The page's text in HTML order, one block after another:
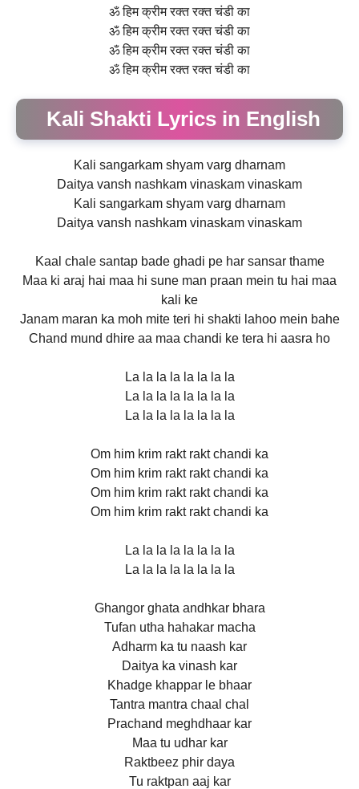
ॐ हिम क्रीम रक्त रक्त चंडी का
ॐ हिम क्रीम रक्त रक्त चंडी का
ॐ हिम क्रीम रक्त रक्त चंडी का
ॐ हिम क्रीम रक्त रक्त चंडी का
Kali Shakti Lyrics in English
Kali sangarkam shyam varg dharnam
Daitya vansh nashkam vinaskam vinaskam
Kali sangarkam shyam varg dharnam
Daitya vansh nashkam vinaskam vinaskam
Kaal chale santap bade ghadi pe har sansar thame
Maa ki araj hai maa hi sune man praan mein tu hai maa
kali ke
Janam maran ka moh mite teri hi shakti lahoo mein bahe
Chand mund dhire aa maa chandi ke tera hi aasra ho
La la la la la la la la
La la la la la la la la
La la la la la la la la
Om him krim rakt rakt chandi ka
Om him krim rakt rakt chandi ka
Om him krim rakt rakt chandi ka
Om him krim rakt rakt chandi ka
La la la la la la la la
La la la la la la la la
Ghangor ghata andhkar bhara
Tufan utha hahakar macha
Adharm ka tu naash kar
Daitya ka vinash kar
Khadge khappar le bhaar
Tantra mantra chaal chal
Prachand meghdhaar kar
Maa tu udhar kar
Raktbeez phir daya
Tu raktpan aaj kar